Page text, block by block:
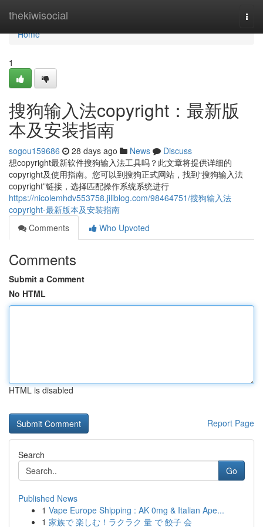
thekiwisocial
Home
Home
1
搜狗输入法copyright：最新版
本及安装指南
sogou159686 28 days ago News
Discuss
想copyright最新软件搜狗输入法工具吗？此文章将提供详细的
copyright及使用指南。您可以到搜狗正式网站，找到“搜狗输入法
copyright”链接，选择匹配操作系统系统进行
https://nicolemhdv553758.jiliblog.com/98464751/搜狗输入法
copyright-最新版本及安装指南
Comments
Who Upvoted
Comments
Submit a Comment
No HTML
HTML is disabled
Report Page
Search
Go
Published News
1 Vape Europe Shipping : AK 0mg & Italian Ape...
1 家族で 楽しむ！ラクラク 量 で 餃子 会